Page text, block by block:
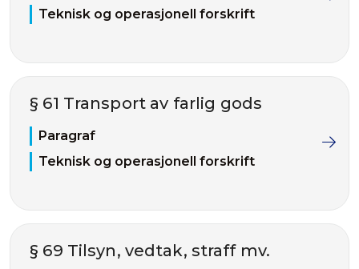
Teknisk og operasjonell forskrift
§ 61 Transport av farlig gods
Paragraf
Teknisk og operasjonell forskrift
§ 69 Tilsyn, vedtak, straff mv.